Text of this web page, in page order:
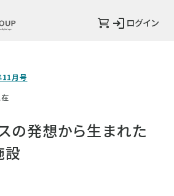
ログイン
月号
の発想から生まれた
設